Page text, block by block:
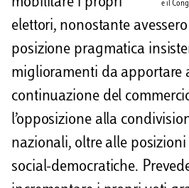
e il
elettori, nonostante
posizione pragmatica
miglioramenti da apportare
continuazione del
l’opposizione alla
nazionali, oltre alle
social-democratiche.